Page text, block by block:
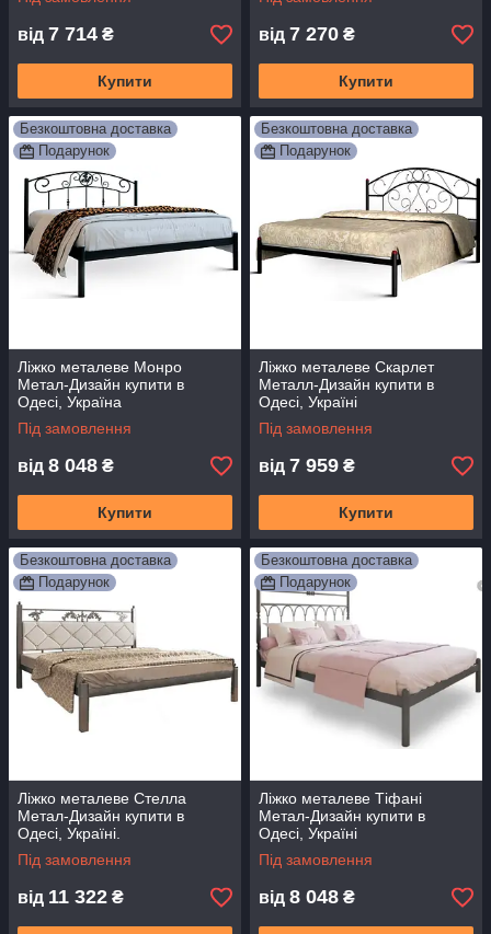
від 7 714 ₴
Купити
від 7 270 ₴
Купити
Безкоштовна доставка
Подарунок
Ліжко металеве Монро
Метал-Дизайн купити в
Одесі, Україна
Під замовлення
від 8 048 ₴
Купити
Безкоштовна доставка
Подарунок
Ліжко металеве Скарлет
Металл-Дизайн купити в
Одесі, Україні
Під замовлення
від 7 959 ₴
Купити
Безкоштовна доставка
Подарунок
Ліжко металеве Стелла
Метал-Дизайн купити в
Одесі, Україні.
Під замовлення
від 11 322 ₴
Безкоштовна доставка
Подарунок
Ліжко металеве Тіфані
Метал-Дизайн купити в
Одесі, Україні
Під замовлення
від 8 048 ₴